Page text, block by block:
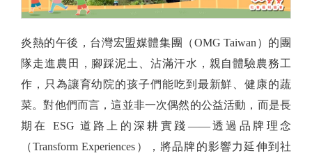
炎熱的午後，台灣宏盟媒體集團（OMG Taiwan）的團
隊走進農田，腳踩泥土、沾滿汗水，親自體驗農務工
作，只為讓育幼院的孩子們能吃到最新鮮、健康的蔬
菜。對他們而言，這並非一次偶然的公益活動，而是長
期在 ESG 道路上的深耕實踐——透過品牌理念
（Transform Experiences），將品牌的影響力延伸到社